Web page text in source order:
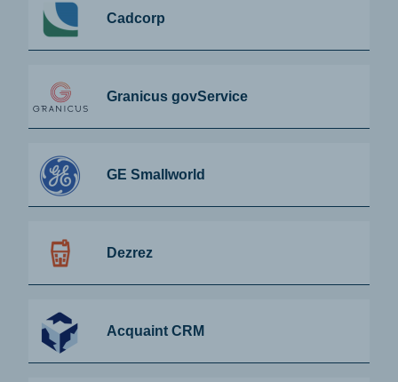
Cadcorp
Granicus govService
GE Smallworld
Dezrez
Acquaint CRM